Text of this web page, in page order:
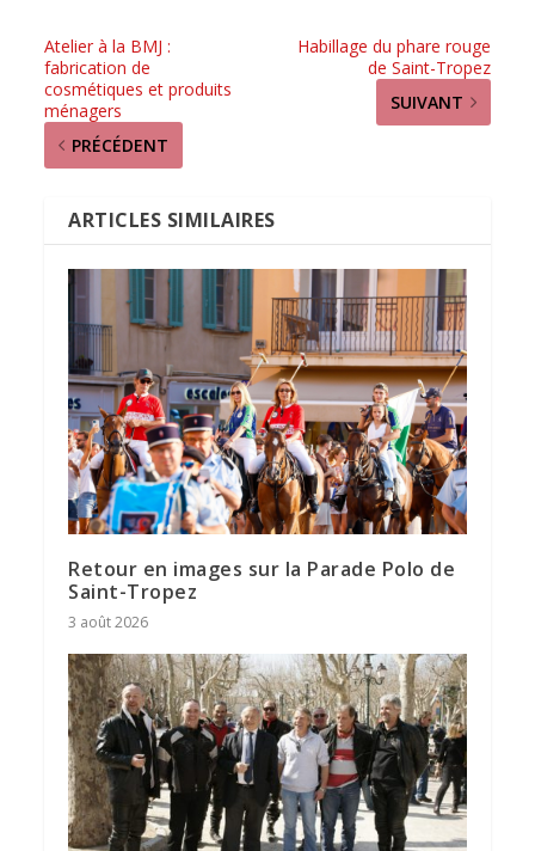
Atelier à la BMJ :
fabrication de
cosmétiques et produits
ménagers
PRÉCÉDENT
Habillage du phare rouge
de Saint-Tropez
SUIVANT
ARTICLES SIMILAIRES
Retour en images sur la Parade Polo de
Saint-Tropez
3 août 2026